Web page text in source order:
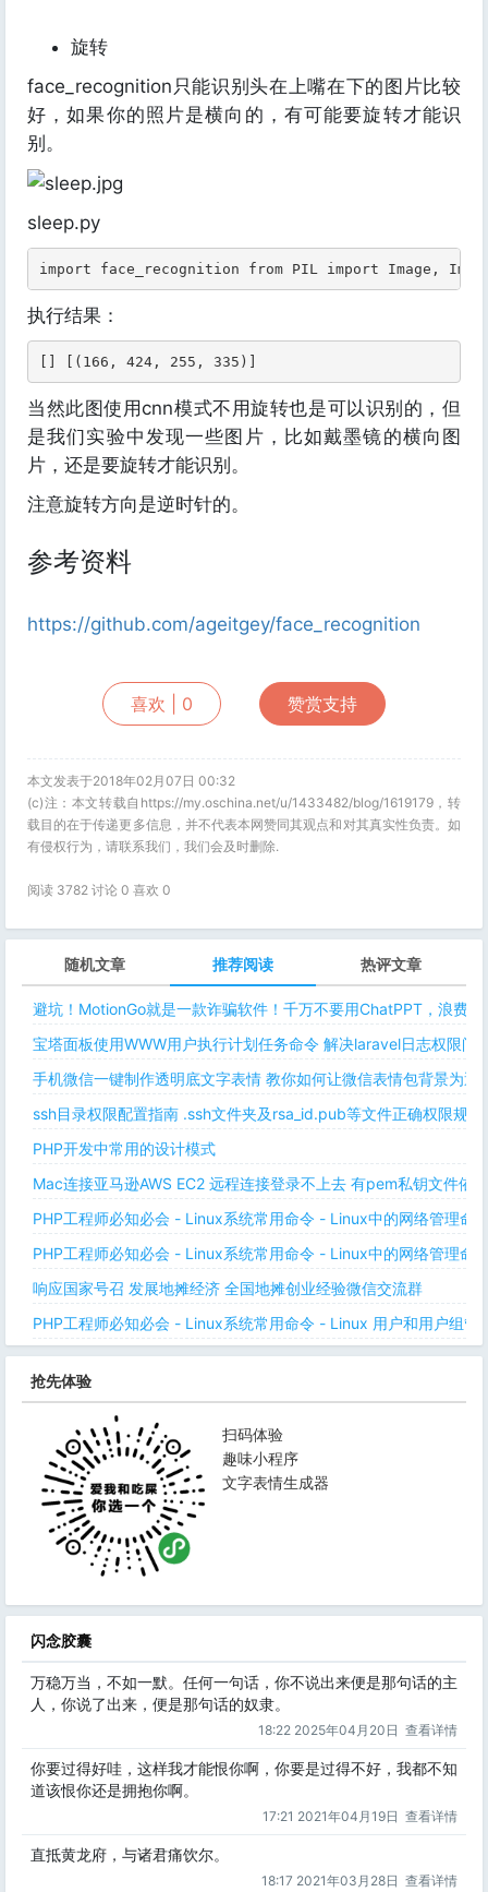
旋转
face_recognition只能识别头在上嘴在下的图片比较
好，如果你的照片是横向的，有可能要旋转才能识
别。
sleep.py
import face_recognition from PIL import Image,
执行结果：
[] [(166, 424, 255, 335)]
当然此图使用cnn模式不用旋转也是可以识别的，但
是我们实验中发现一些图片，比如戴墨镜的横向图
片，还是要旋转才能识别。
注意旋转方向是逆时针的。
参考资料
https://github.com/ageitgey/face_recognition
喜欢 | 0 赞赏支持
本文发表于2018年02月07日 00:32
(c)注：本文转载自https://my.oschina.net/u/1433482/blog/1619179，转
载目的在于传递更多信息，并不代表本网赞同其观点和对其真实性负责。如
有侵权行为，请联系我们，我们会及时删除.
阅读 3782 讨论 0 喜欢 0
随机文章 推荐阅读 热评文章
避坑！MotionGo就是一款诈骗软件！千万不要用ChatPPT，浪费时
宝塔面板使用WWW用户执行计划任务命令 解决laravel日志权限问
手机微信一键制作透明底文字表情 教你如何让微信表情包背景为
ssh目录权限配置指南 .ssh文件夹及rsa_id.pub等文件正确权限规则
PHP开发中常用的设计模式
Mac连接亚马逊AWS EC2 远程连接登录不上去 有pem私钥文件依
PHP工程师必知必会 - Linux系统常用命令 - Linux中的网络管理命
PHP工程师必知必会 - Linux系统常用命令 - Linux中的网络管理命
响应国家号召 发展地摊经济 全国地摊创业经验微信交流群
PHP工程师必知必会 - Linux系统常用命令 - Linux 用户和用户组管
抢先体验
扫码体验
趣味小程序
文字表情生成器
闪念胶囊
万稳万当，不如一默。任何一句话，你不说出来便是那句话的主
人，你说了出来，便是那句话的奴隶。
18:22 2025年04月20日 查看详情
你要过得好哇，这样我才能恨你啊，你要是过得不好，我都不知
道该恨你还是拥抱你啊。
17:21 2021年04月19日 查看详情
直抵黄龙府，与诸君痛饮尔。
18:17 2021年03月28日 查看详情